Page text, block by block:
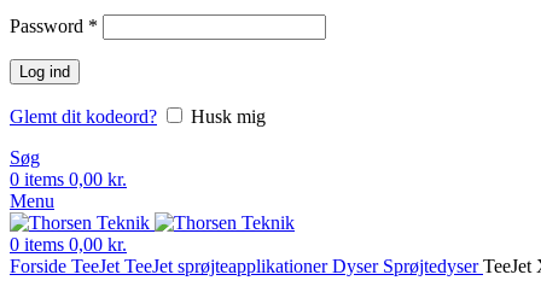
Password *
Log ind
Glemt dit kodeord?
Husk mig
Søg
0 items 0,00 kr.
Menu
0 items 0,00 kr.
Forside TeeJet TeeJet sprøjteapplikationerDyser SprøjtedyserTeeJet